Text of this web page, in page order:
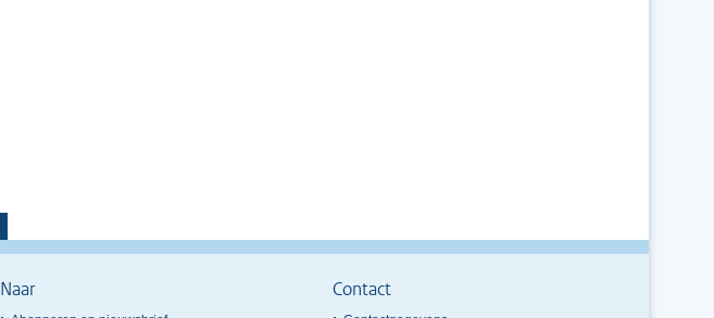
Naar Contact